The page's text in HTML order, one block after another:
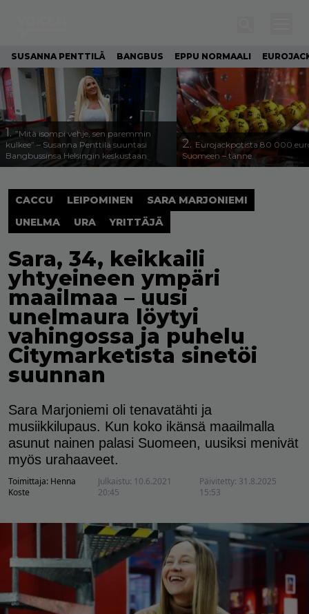
SUSANNA PENTTILÄ BANGBUS EPPU NORMAALI
1.”Mitä isompi vehje, sen paremmin
kulkee” – Susanna Penttilä suuntasi
Bangbussinsa Helsingin keskustaan
2. Eurojackpotista 80 000
Suomeen – tänne
CACCU LEIPOMINEN
SARA MARJONIEMI
UNELMA
URA YRITTÄJÄ
Sara, 34, keikkaili
yhtyeineen ympäri
maailmaa – uusi
unelmaura löytyi
vahingossa ja puhelu
Citymarketista sinetöi
suunnan
Sara Marjoniemi oli tenavatähti ja
musiikkilupaus. Kun koko ikänsä maailmalla
asunut nainen palasi Suomeen, uusiksi menivät
myös urahaaveet.
Toimittaja: Henna
Koste
Julkaistu: 10.6.2021
20:45
Päivitetty: 31.8.2025
15:53